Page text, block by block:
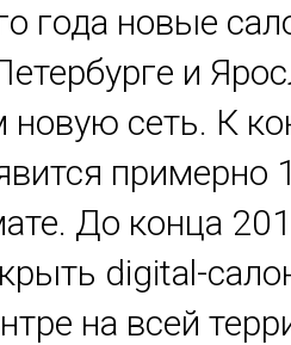
года новые
и
сеть. К
примерно
До конца
digital-
на всей